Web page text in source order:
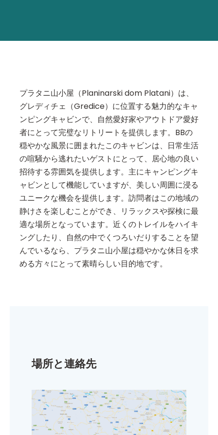
プラタニ山小屋（Planinarski dom Platani）は、
グレディチェ（Gredice）に位置する魅力的なキャ
ンピングキャビンで、自然愛好家やアウトドア愛好
者にとって完璧なリトリートを提供します。BBの
穏やかな風景に囲まれたこのキャビンは、日常生活
の喧騒から逃れたいゲストにとって、居心地の良い
招待する雰囲気を提供します。主にキャンピングキ
ャビンとして機能していますが、美しい周囲に浸る
ユニークな機会を提供します。訪問者はこの地域の
静けさを楽しむことができ、リラックスや探検に最
適な場所となっています。近くのトレイルをハイキ
ングしたり、自然の中でくつろいだりすることを望
んでいるなら、プラタニ山小屋は穏やかな休日を求
める方々にとって素晴らしい目的地です。
場所と連絡先